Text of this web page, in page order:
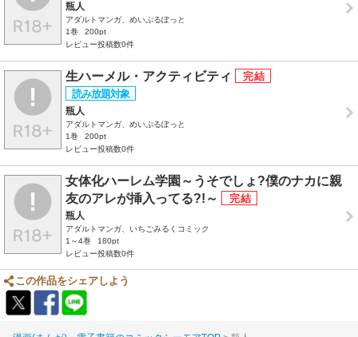
瓶人
アダルトマンガ、めいぷるぽっと
1巻
200pt
レビュー投稿数0件
生ハーメル・アクティビティ
瓶人
アダルトマンガ、めいぷるぽっと
1巻
200pt
レビュー投稿数0件
女体化ハーレム学園～うそでしょ?僕のナカに親
友のアレが挿入ってる?!～
瓶人
アダルトマンガ、いちごみるくコミック
1～4巻
180pt
レビュー投稿数0件
この作品をシェアしよう